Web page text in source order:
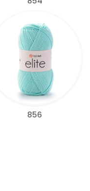
856